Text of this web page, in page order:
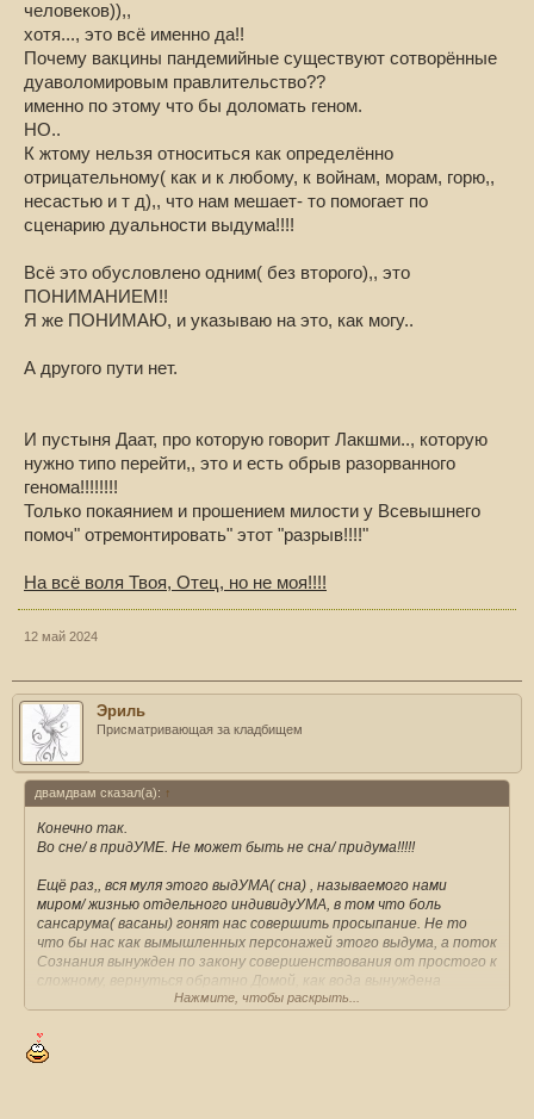
человеков)),,
хотя..., это всё именно да!!
Почему вакцины пандемийные существуют сотворённые
дуаволомировым правлительство??
именно по этому что бы доломать геном.
НО..
К жтому нельзя относиться как определённо
отрицательному( как и к любому, к войнам, морам, горю,,
несастью и т д),, что нам мешает- то помогает по
сценарию дуальности выдума!!!!
Всё это обусловлено одним( без второго),, это
ПОНИМАНИЕМ!!
Я же ПОНИМАЮ, и указываю на это, как могу..
А другого пути нет.
И пустыня Даат, про которую говорит Лакшми.., которую
нужно типо перейти,, это и есть обрыв разорванного
генома!!!!!!!!
Только покаянием и прошением милости у Всевышнего
помоч" отремонтировать" этот "разрыв!!!!"
На всё воля Твоя, Отец, но не моя!!!!
12 май 2024
Эриль
Присматривающая за кладбищем
двамдвам сказал(а): ↑
Конечно так.
Во сне/ в придУМЕ. Не может быть не сна/ придума!!!!!
Ещё раз,, вся муля этого выдУМА( сна) , называемого нами
миром/ жизнью отдельного индивидуУМА, в том что боль
сансарума( васаны) гонят нас совершить просыпание. Не то
что бы нас как вымышленных персонажей этого выдума, а поток
Сознания вынужден по закону совершенствования от простого к
сложному, вернуться обратно Домой, как вода вынуждена
обратно испариться и вернуться домой капельками в
Что мешает- то помогает,,, это я по поводу васан( боли),,
Нажмите, чтобы раскрыть...